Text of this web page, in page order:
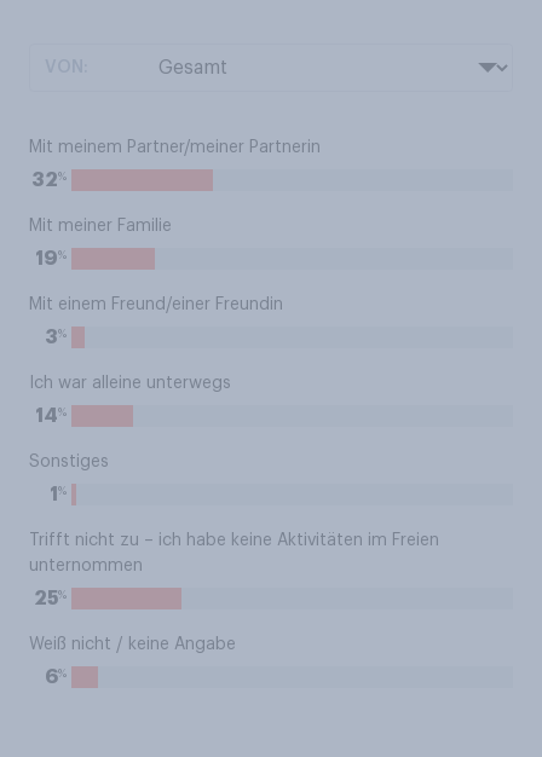
Mit meinem Partner/meiner Partnerin
32%
Mit meiner Familie
19%
Mit einem Freund/einer Freundin
3%
Ich war alleine unterwegs
14%
Sonstiges
1 %
Trifft nicht zu – ich habe keine Aktivitäten im Freien
unternommen
25%
Weiß nicht / keine Angabe
6%